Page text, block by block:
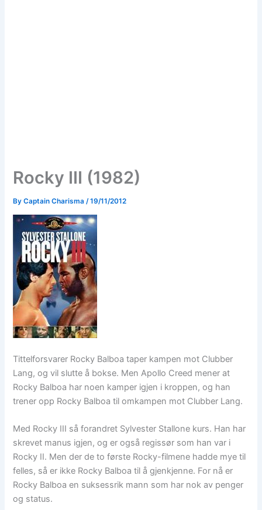
Rocky III (1982)
ByCaptain Charisma /19/11/2012
Tittelforsvarer Rocky Balboa taper kampen mot Clubber
Lang, og vil slutte å bokse. Men Apollo Creed mener at
Rocky Balboa har noen kamper igjen i kroppen, og han
trener opp Rocky Balboa til omkampen mot Clubber Lang.
Med Rocky III så forandret Sylvester Stallone kurs. Han har
skrevet manus igjen, og er også regissør som han var i
Rocky II. Men der de to første Rocky-filmene hadde mye til
felles, så er ikke Rocky Balboa til å gjenkjenne. For nå er
Rocky Balboa en suksessrik mann som har nok av penger
og status.